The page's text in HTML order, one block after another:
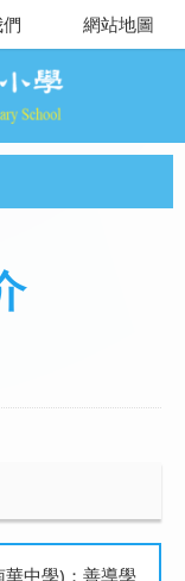
網站地圖
中學)；善導學